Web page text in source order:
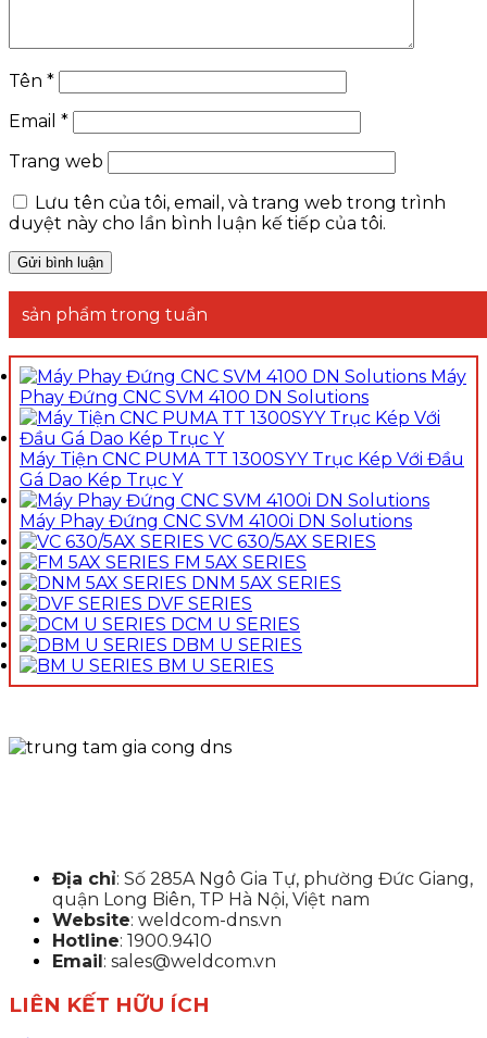
Tên *
Email *
Trang web
Lưu tên của tôi, email, và trang web trong trình
duyệt này cho lần bình luận kế tiếp của tôi.
sản phẩm trong tuần
Máy
Phay Đứng CNC SVM 4100 DN Solutions
Máy Tiện CNC PUMA TT 1300SYY Trục Kép Với Đầu
Gá Dao Kép Trục Y
Máy Phay Đứng CNC SVM 4100i DN Solutions
VC 630/5AX SERIES
FM 5AX SERIES
DNM 5AX SERIES
DVF SERIES
DCM U SERIES
DBM U SERIES
BM U SERIES
Địa chỉ: Số 285A Ngô Gia Tự, phường Đức Giang,
quận Long Biên, TP Hà Nội, Việt nam
Website: weldcom-dns.vn
Hotline: 1900.9410
Email: sales@weldcom.vn
LIÊN KẾT HỮU ÍCH